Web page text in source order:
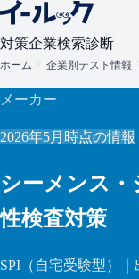
対策企業検索診断
ホーム 企業別テスト情報
メーカー
2026年5月 時点の情報
シーメンス・
性検査対策
SPI （自宅受験型）